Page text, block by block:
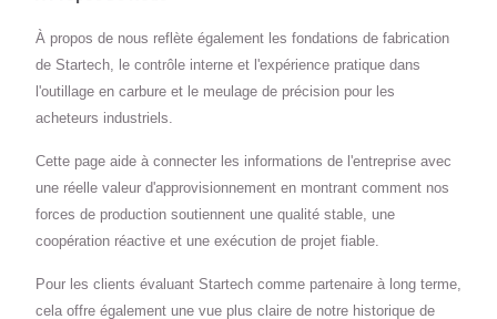
À propos de nous reflète également les fondations de fabrication
de Startech, le contrôle interne et l'expérience pratique dans
l'outillage en carbure et le meulage de précision pour les
acheteurs industriels.
Cette page aide à connecter les informations de l'entreprise avec
une réelle valeur d'approvisionnement en montrant comment nos
forces de production soutiennent une qualité stable, une
coopération réactive et une exécution de projet fiable.
Pour les clients évaluant Startech comme partenaire à long terme,
cela offre également une vue plus claire de notre historique de